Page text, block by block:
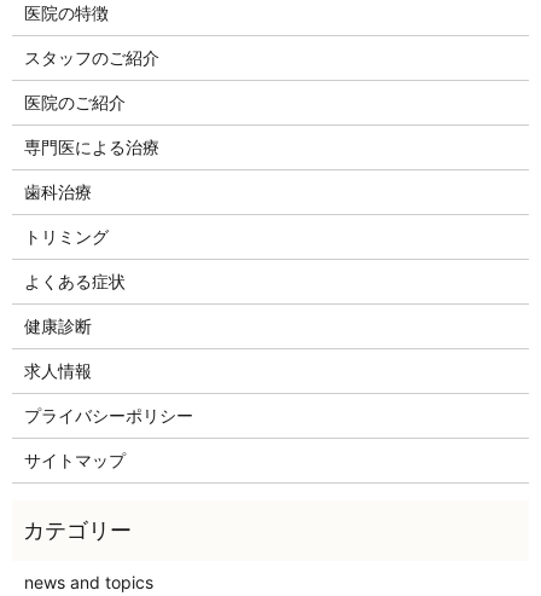
医院の特徴
スタッフのご紹介
医院のご紹介
専門医による治療
歯科治療
トリミング
よくある症状
健康診断
求人情報
プライバシーポリシー
サイトマップ
news and topics